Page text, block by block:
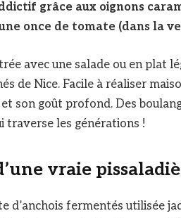
grâce aux oignons
once de tomate (dans la
avec une salade ou en plat
de Nice. Facile à réaliser
son goût profond. Des
traverse les générations !
vraie
d’anchois fermentés utilisée